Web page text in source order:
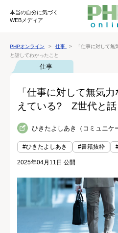
本当の自分に気づく
WEBメディア
PHPオンライン 仕事
「仕事に対して
と話してわかったこと
仕事
「仕事に対して無気
えている? Z世代と話
ひきたよしあき（コミュニケ
#ひきたよしあき #書籍抜粋
2025年04月11日 公開